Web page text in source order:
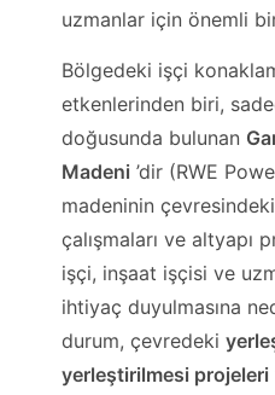
uzmanlar için önemli
Bölgedeki işçi
etkenlerinden biri,
doğusunda bulunan
Madeni ’dir (RWE
madeninin
çalışmaları ve altyapı
işçi, inşaat işçisi ve
ihtiyaç duyulmasına
durum, çevredeki
yerleştirilmesi projeleri